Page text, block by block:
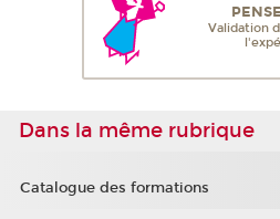
Validation
Dans la même rubrique
Catalogue des formations